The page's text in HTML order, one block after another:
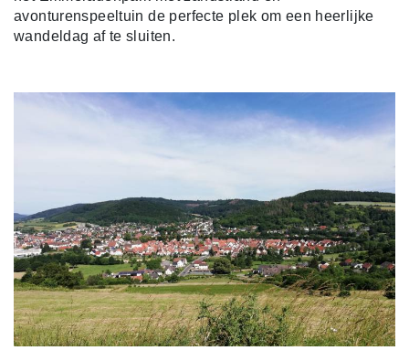
avonturenspeeltuin de perfecte plek om een heerlijke
wandeldag af te sluiten.